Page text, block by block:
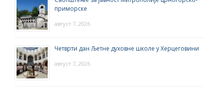
приморске
август 7, 2026
Четврти дан Љетне духовне школе у Херцеговини
август 7, 2026